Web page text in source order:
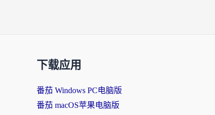
下载应用
番茄 Windows PC电脑版
番茄 macOS苹果电脑版